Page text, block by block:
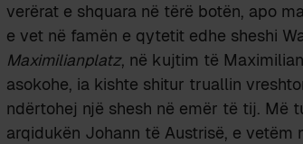
verërat e shquara në tërë botën, apo
e vet në famën e qytetit edhe sheshi
Maximilianplatz, në kujtim të
asokohe, ia kishte shitur truallin
ndërtohej një shesh në emër të tij. Më
arqidukën Johann të Austrisë, e